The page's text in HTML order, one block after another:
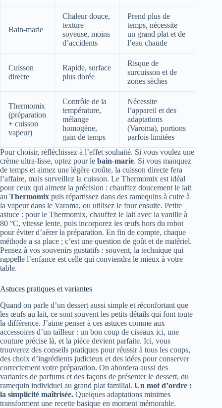
Bain-marie
Chaleur douce,
texture
soyeuse, moins
d’accidents
Prend plus de
temps, nécessite
un grand plat et de
l’eau chaude
Cuisson
directe
Rapide, surface
plus dorée
Risque de
surcuisson et de
zones sèches
Thermomix
(préparation
+ cuisson
vapeur)
Contrôle de la
température,
mélange
homogène,
gain de temps
Nécessite
l’appareil et des
adaptations
(Varoma), portions
parfois limitées
Pour choisir, réfléchissez à l’effet souhaité. Si vous voulez une
crème ultra-lisse, optez pour le bain-marie. Si vous manquez
de temps et aimez une légère croûte, la cuisson directe fera
l’affaire, mais surveillez la cuisson. Le Thermomix est idéal
pour ceux qui aiment la précision : chauffez doucement le lait
au Thermomix puis répartissez dans des ramequins à cuire à
la vapeur dans le Varoma, ou utilisez le four ensuite. Petite
astuce : pour le Thermomix, chauffez le lait avec la vanille à
80 °C, vitesse lente, puis incorporez les œufs hors du robot
pour éviter d’aérer la préparation. En fin de compte, chaque
méthode a sa place ; c’est une question de goût et de matériel.
Pensez à vos souvenirs gustatifs : souvent, la technique qui
rappelle l’enfance est celle qui conviendra le mieux à votre
table.
Astuces pratiques et variantes
Quand on parle d’un dessert aussi simple et réconfortant que
les œufs au lait, ce sont souvent les petits détails qui font toute
la différence. J’aime penser à ces astuces comme aux
accessoires d’un tailleur : un bon coup de ciseaux ici, une
couture précise là, et la pièce devient parfaite. Ici, vous
trouverez des conseils pratiques pour réussir à tous les coups,
des choix d’ingrédients judicieux et des idées pour conserver
correctement votre préparation. On abordera aussi des
variantes de parfums et des façons de présenter le dessert, du
ramequin individuel au grand plat familial. Un mot d’ordre :
la simplicité maîtrisée. Quelques adaptations minimes
transforment une recette basique en moment mémorable.